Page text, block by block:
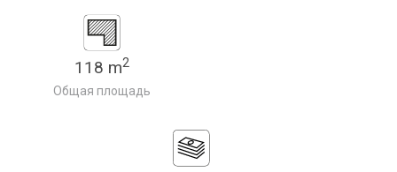
118 m2
Общая площадь